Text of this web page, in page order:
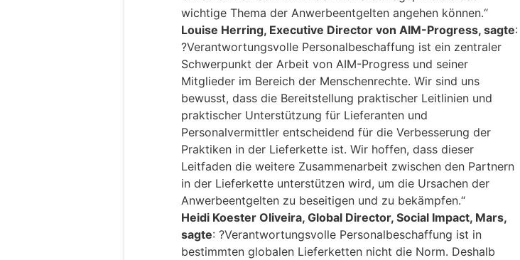
wichtige Thema der Anwerbeentgelten angehen können.“
Louise Herring, Executive Director von AIM-Progress, sagte:
?Verantwortungsvolle Personalbeschaffung ist ein zentraler
Schwerpunkt der Arbeit von AIM-Progress und seiner
Mitglieder im Bereich der Menschenrechte. Wir sind uns
bewusst, dass die Bereitstellung praktischer Leitlinien und
praktischer Unterstützung für Lieferanten und
Personalvermittler entscheidend für die Verbesserung der
Praktiken in der Lieferkette ist. Wir hoffen, dass dieser
Leitfaden die weitere Zusammenarbeit zwischen den Partnern
in der Lieferkette unterstützen wird, um die Ursachen der
Anwerbeentgelten zu beseitigen und zu bekämpfen.“
Heidi Koester Oliveira, Global Director, Social Impact, Mars,
sagte: ?Verantwortungsvolle Personalbeschaffung ist in
bestimmten globalen Lieferketten nicht die Norm. Deshalb